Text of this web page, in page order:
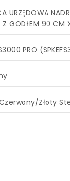
URZĘDOWA
Z GODŁEM 90 CM
PRO
Złoty